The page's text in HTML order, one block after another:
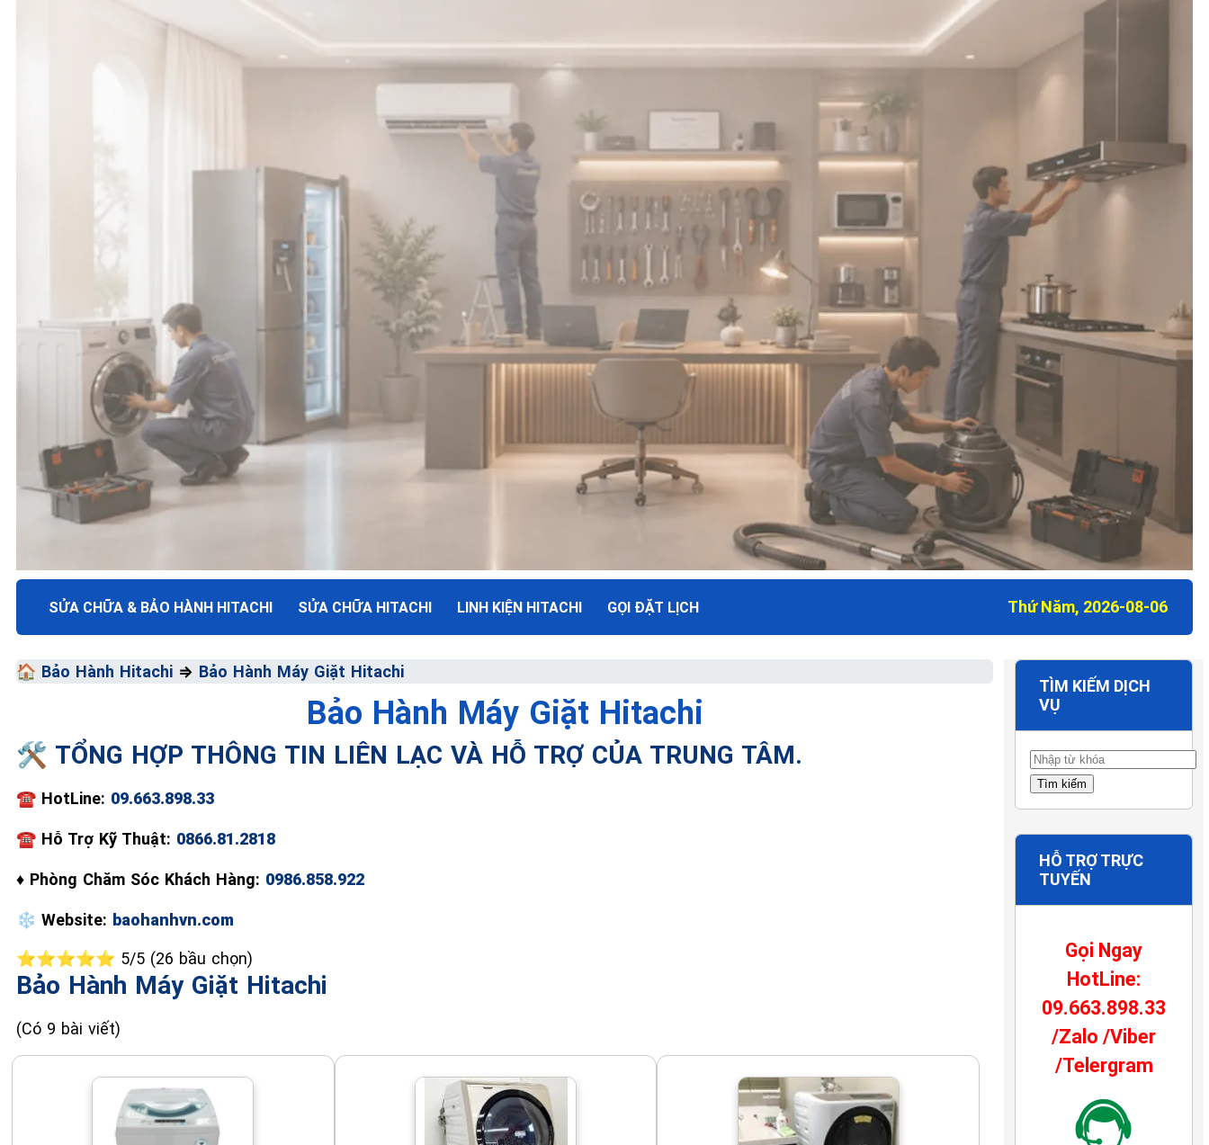
TRUNG TÂM BẢO HÀNH ĐIỆN MÁY VN
SỬA CHỮA & BẢO HÀNH
HITACHI
📞 09.663.898.33
SỬA CHỮA & BẢO HÀNH HITACHI SỬA CHỮA HITACHI LINH KIỆN HITACHI GỌI ĐẶT LỊCH Thứ Năm, 2026-08-06
🏠 Bảo Hành Hitachi ⇒ Bảo Hành Máy Giặt Hitachi
Bảo Hành Máy Giặt Hitachi
🛠️ TỔNG HỢP THÔNG TIN LIÊN LẠC VÀ HỖ TRỢ CỦA TRUNG TÂM.
☎️ HotLine: 09.663.898.33
☎ Hỗ Trợ Kỹ Thuật: 0866.81.2818
♦ Phòng Chăm Sóc Khách Hàng: 0986.858.922
❄️ Website: baohanhvn.com
⭐⭐⭐⭐⭐ 5/5 (26 bầu chọn)
Bảo Hành Máy Giặt Hitachi
(Có 9 bài viết)
TÌM KIẾM DỊCH
VỤ
HỖ TRỢ TRỰC
TUYẾN
Gọi Ngay
HotLine:
09.663.898.33
/Zalo /Viber
/Telergram